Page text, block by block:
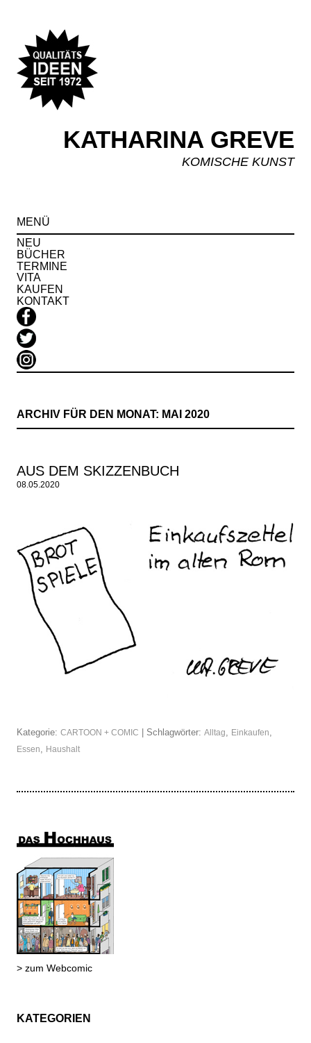
KATHARINA GREVE
KOMISCHE KUNST
MENÜ
NEU
BÜCHER
TERMINE
VITA
KAUFEN
KONTAKT
ARCHIV FÜR DEN MONAT: MAI 2020
AUS DEM SKIZZENBUCH
08.05.2020
Kategorie: CARTOON + COMIC | Schlagwörter: Alltag, Einkaufen,
Essen, Haushalt
> zum Webcomic
KATEGORIEN